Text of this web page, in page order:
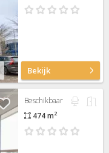
Bekijk
Beschikbaar
474 m2